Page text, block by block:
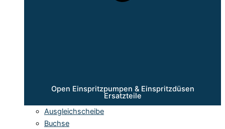
Open Einspritzpumpen & Einspritzdüsen
Ersatzteile
Ausgleichscheibe
Buchse